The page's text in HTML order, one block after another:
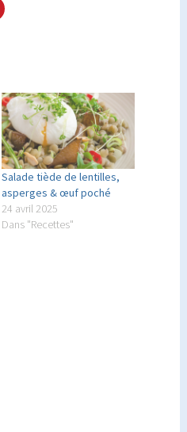
Salade tiède de lentilles,
asperges & œuf poché
24 avril 2025
Dans "Recettes"